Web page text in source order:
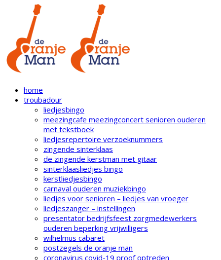
home
troubadour
liedjesbingo
meezingcafe meezingconcert senioren ouderen
met tekstboek
liedjesrepertoire verzoeknummers
zingende sinterklaas
de zingende kerstman met gitaar
sinterklaasliedjes bingo
kerstliedjesbingo
carnaval ouderen muziekbingo
liedjes voor senioren – liedjes van vroeger
liedjeszanger – instellingen
presentator bedrijfsfeest zorgmedewerkers
ouderen beperking vrijwilligers
wilhelmus cabaret
postzegels de oranje man
coronavirus covid-19 proof optreden